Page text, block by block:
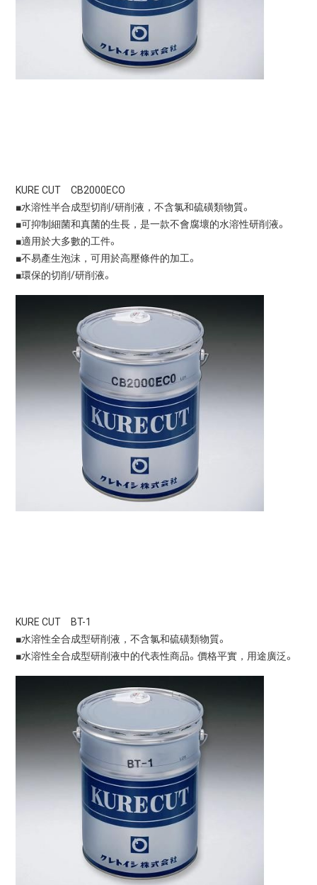
KURE CUT CB2000ECO
■水溶性半合成型切削/研削液，不含氯和硫磺類物質。
■可抑制細菌和真菌的生長，是一款不會腐壞的水溶性研削液。
■適用於大多數的工件。
■不易產生泡沫，可用於高壓條件的加工。
■環保的切削/研削液。
KURE CUT BT-1
■水溶性全合成型研削液，不含氯和硫磺類物質。
■水溶性全合成型研削液中的代表性商品。價格平實，用途廣泛。